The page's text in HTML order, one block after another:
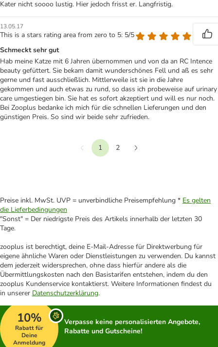
Kater nicht soooo lustig. Hier jedoch frisst er. Langfristig.
13.05.17
This is a stars rating area from zero to 5: 5/5
Schmeckt sehr gut
Hab meine Katze mit 6 Jahren übernommen und von da an RC Intence
beauty gefüttert. Sie bekam damit wunderschönes Fell und aß es sehr
gerne und fast ausschließlich. Mittlerweile ist sie in die Jahre
gekommen und auch etwas zu rund, so dass ich probeweise auf urinary
care umgestiegen bin. Sie hat es sofort akzeptiert und will es nur noch.
Bei Zooplus bedanke ich mich für die schnellen Lieferungen und den
günstigen Preis. So sind wir beide sehr zufrieden.
Vorherige
1
2
Preise inkl. MwSt. UVP = unverbindliche Preisempfehlung * Es gelten
die Lieferbedingungen
"Sonst" = Der niedrigste Preis des Artikels innerhalb der letzten 30
Tage.
zooplus ist berechtigt, deine E-Mail-Adresse für Direktwerbung für
eigene ähnliche Waren oder Dienstleistungen zu verwenden. Du kannst
dem jederzeit widersprechen, ohne dass hierfür andere als die
Übermittlungskosten nach den Basistarifen entstehen, indem du den
zooplus Kundenservice kontaktierst. Weitere Informationen findest du
in unserer Datenschutzerklärung.
10%
Rabatt für
Deine
Anmeldung
Verpasse keine personalisierten Angebote,
Rabatte und Gutscheine!